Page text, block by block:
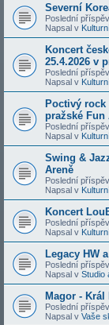
Severní
Poslední
Napsal v
Koncert
25.4.2026 v
Poslední
Napsal v
Poctivý rock
pražské Fun
Poslední
Napsal v
Swing &
Areně
Poslední
Napsal v
Koncert
Poslední
Napsal v
Legacy HW
Poslední
Napsal v Studio
Magor - Král
Poslední
Napsal v Vaše